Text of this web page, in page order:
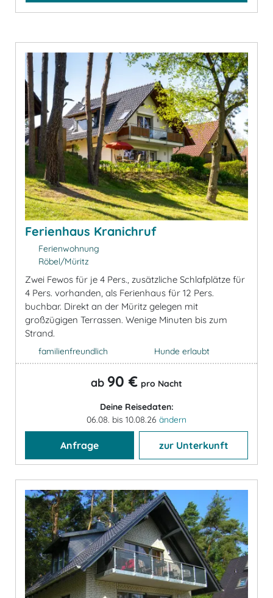
Ferienhaus Kranichruf
Ferienwohnung
Röbel/Müritz
Zwei Fewos für je 4 Pers., zusätzliche Schlafplätze für
4 Pers. vorhanden, als Ferienhaus für 12 Pers.
buchbar. Direkt an der Müritz gelegen mit
großzügigen Terrassen. Wenige Minuten bis zum
Strand.
familienfreundlich Hunde erlaubt
ab 90 € pro Nacht
Deine Reisedaten:
06.08. bis 10.08.26 ändern
Anfrage zur Unterkunft